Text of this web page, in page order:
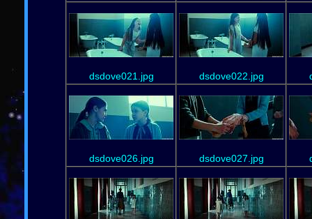
dsdove021.jpg dsdove022.jpg
dsdove026.jpg dsdove027.jpg